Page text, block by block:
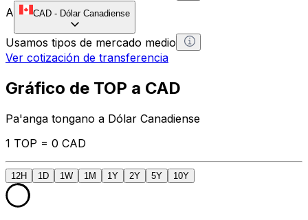
A
CAD - Dólar Canadiense
Usamos tipos de mercado medio
Ver cotización de transferencia
Gráfico de TOP a CAD
Pa'anga tongano a Dólar Canadiense
1 TOP = 0 CAD
12H 1D 1W 1M 1Y 2Y 5Y 10Y